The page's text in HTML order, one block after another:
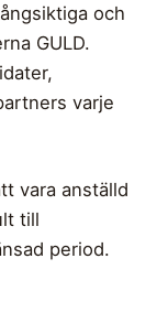
och
GULD.
varje
vara anställd
till
period.